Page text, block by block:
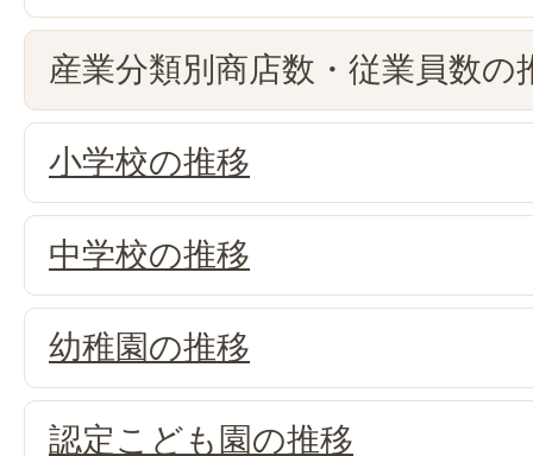
産業分類別商店数・従業員数の
小学校の推移
中学校の推移
幼稚園の推移
認定こども園の推移